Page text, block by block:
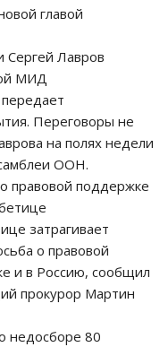
главой
Сергей Лавров
МИД
Переговоры не
на полях недели
ООН.
правовой поддержке
затрагивает
о правовой
и в Россию, сообщил
прокурор Мартин
недосборе 80